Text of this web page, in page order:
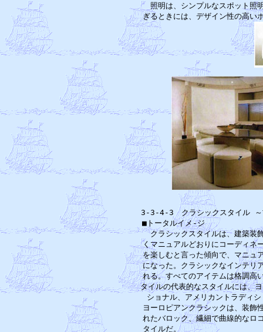
照明は、シンプルなスポット照
3-3-4-3　クラシックスタイル
■トー
クラシックスタイルは、建築装
くマニュアルどおりにコーディネ
を楽しむと言った傾向で、マニュ
になった。クラシックなインテリ
れる。すべてのアイテムは格調高
タイルの代表的なスタイルには、
ショナル、アメリカ
ヨーロピアンクラシックは、装飾
れたバロック、繊細で曲線的なロ
タ